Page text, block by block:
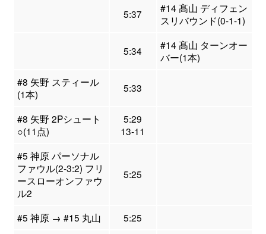
5:37
#14 髙山 ディフェン
スリバウンド(0-1-1)
5:34
#14 髙山 ターンオー
バー(1本)
#8 矢野 スティール
(1本)
5:33
#8 矢野 2Pシュート
○(11点)
5:29
13-11
#5 神原 パーソナル
ファウル(2-3:2) フリ
ースローオンファウ
ル2
5:25
#5 神原 → #15 丸山
5:25